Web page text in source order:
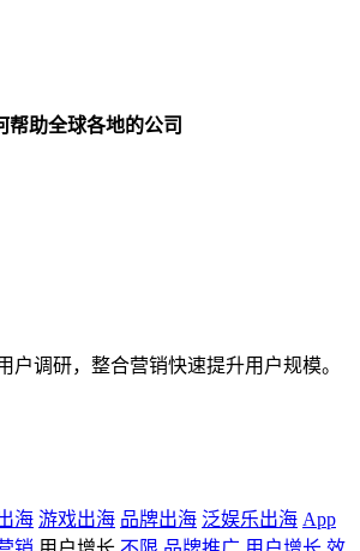
帮助全球各地的公司
户调研，整合营销快速提升用户规模。
海 游戏出海 品牌出海 泛娱乐出海 App